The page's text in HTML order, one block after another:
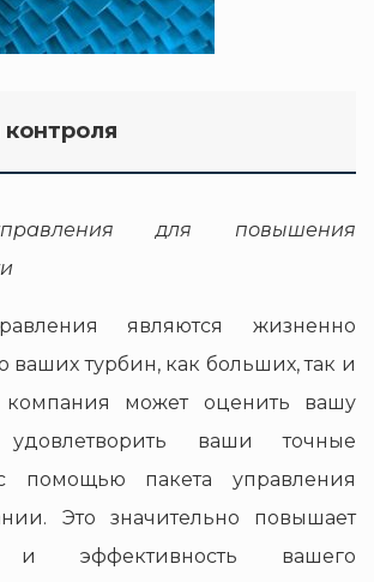
для повышения
являются жизненно
ваших турбин, как больших, так и
может оценить вашу
ваши точные
помощью пакета управления
Это значительно повышает
и эффективность вашего